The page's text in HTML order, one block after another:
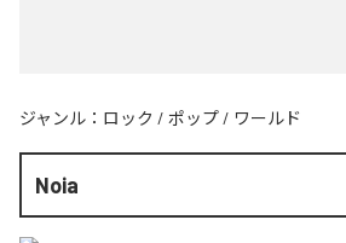
ジャンル： ロック / ポップ / ワールド
Noia